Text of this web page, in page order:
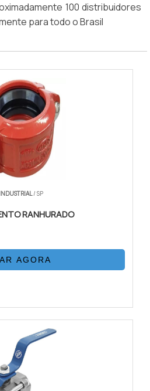
100 distribuidores
para todo o Brasil
/ SP
RANHURADO
AGORA